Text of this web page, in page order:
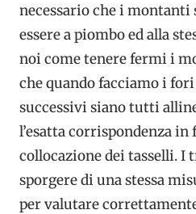
necessario che i montanti
essere a piombo ed alla
noi come tenere fermi i
che quando facciamo i
successivi siano tutti
l’esatta corrispondenza in
collocazione dei tasselli. I
sporgere di una stessa
per valutare